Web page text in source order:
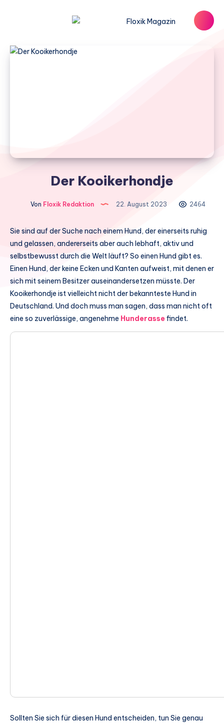
Der Kooikerhondje
Von Floxik Redaktion 22. August 2023 2464
Sie sind auf der Suche nach einem Hund, der einerseits ruhig
und gelassen, andererseits aber auch lebhaft, aktiv und
selbstbewusst durch die Welt läuft? So einen Hund gibt es.
Einen Hund, der keine Ecken und Kanten aufweist, mit denen er
sich mit seinem Besitzer auseinandersetzen müsste. Der
Kooikerhondje ist vielleicht nicht der bekannteste Hund in
Deutschland. Und doch muss man sagen, dass man nicht oft
eine so zuverlässige, angenehme Hunderasse findet.
Sollten Sie sich für diesen Hund entscheiden, tun Sie genau